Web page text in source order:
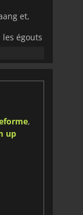
et,
égouts
que les
de
et
,
up